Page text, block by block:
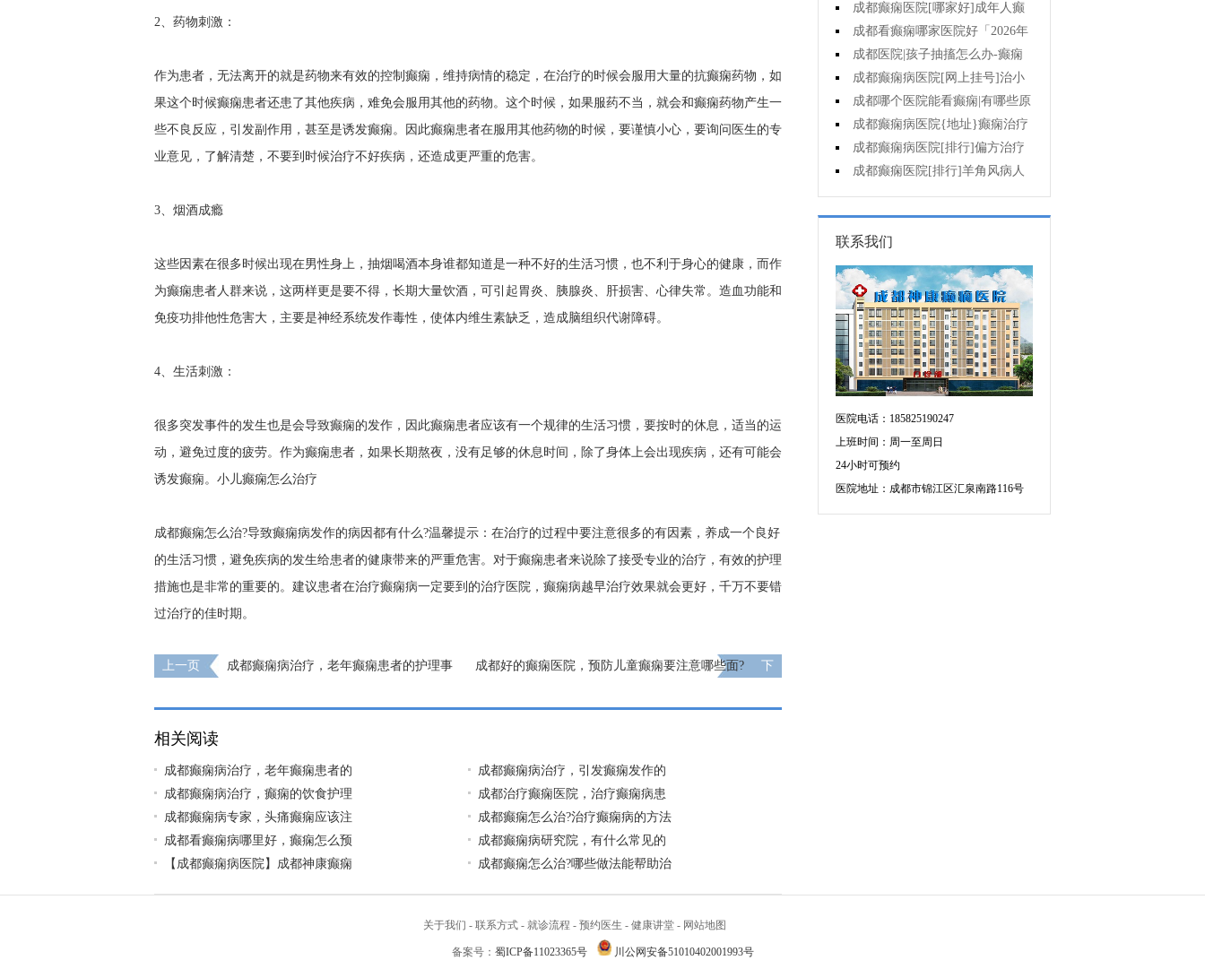
2、药物刺激：
作为患者，无法离开的就是药物来有效的控制癫痫，维持病情的稳定，在治疗的时候会服用大量的抗癫痫药物，如
果这个时候癫痫患者还患了其他疾病，难免会服用其他的药物。这个时候，如果服药不当，就会和癫痫药物产生一
些不良反应，引发副作用，甚至是诱发癫痫。因此癫痫患者在服用其他药物的时候，要谨慎小心，要询问医生的专
业意见，了解清楚，不要到时候治疗不好疾病，还造成更严重的危害。
3、烟酒成瘾
这些因素在很多时候出现在男性身上，抽烟喝酒本身谁都知道是一种不好的生活习惯，也不利于身心的健康，而作
为癫痫患者人群来说，这两样更是要不得，长期大量饮酒，可引起胃炎、胰腺炎、肝损害、心律失常。造血功能和
免疫功排他性危害大，主要是神经系统发作毒性，使体内维生素缺乏，造成脑组织代谢障碍。
4、生活刺激：
很多突发事件的发生也是会导致癫痫的发作，因此癫痫患者应该有一个规律的生活习惯，要按时的休息，适当的运
动，避免过度的疲劳。作为癫痫患者，如果长期熬夜，没有足够的休息时间，除了身体上会出现疾病，还有可能会
诱发癫痫。 小儿癫痫怎么治疗
成都癫痫怎么治?导致癫痫病发作的病因都有什么?温馨提示：在治疗的过程中要注意很多的有因素，养成一个良好
的生活习惯，避免疾病的发生给患者的健康带来的严重危害。对于癫痫患者来说除了接受专业的治疗，有效的护理
措施也是非常的重要的。建议患者在治疗癫痫病一定要到的治疗医院，癫痫病越早治疗效果就会更好，千万不要错
过治疗的佳时期。
上一页
成都癫痫病治疗，老年癫痫患者的护理事
成都好的癫痫医院，预防儿童癫痫要注意哪些面?
下
相关阅读
成都癫痫病治疗，老年癫痫患者的
成都癫痫病治疗，引发癫痫发作的
成都癫痫病治疗，癫痫的饮食护理
成都治疗癫痫医院，治疗癫痫病患
成都癫痫病专家，头痛癫痫应该注
成都癫痫怎么治?治疗癫痫病的方法
成都看癫痫病哪里好，癫痫怎么预
成都癫痫病研究院，有什么常见的
【成都癫痫病医院】成都神康癫痫
成都癫痫怎么治?哪些做法能帮助治
成都癫痫医院[哪家好]成年人癫
痫的护理要做到哪些?
成都看癫痫哪家医院好「2026年
度公布」癫痫是遗传的吗?
成都医院|孩子抽搐怎么办-癫痫
病吃什么中药?
成都癫痫病医院[网上挂号]治小
儿癫痫病药哪个好?
成都哪个医院能看癫痫|有哪些原
因会造成癫痫?
成都癫痫病医院{地址}癫痫治疗
要坚持哪些原则?
成都癫痫病医院[排行]偏方治疗
可信吗?
成都癫痫医院[排行]羊角风病人
睡眠困难怎么办?
联系我们
医院电话：185825190247
上班时间：周一至周日
24小时可预约
医院地址：成都市锦江区汇泉南路116号
关于我们 - 联系方式 - 就诊流程 - 预约医生 - 健康讲堂 - 网站地图
备案号： 蜀ICP备11023365号 川公网安备51010402001993号